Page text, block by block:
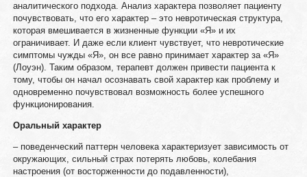
аналитического подхода. Анализ характера позволяет пациенту
почувствовать, что его характер – это невротическая структура,
которая вмешивается в жизненные функции «Я» и их
ограничивает. И даже если клиент чувствует, что невротические
симптомы чужды «Я», он все равно принимает характер за «Я»
(Лоуэн). Таким образом, терапевт должен привести пациента к
тому, чтобы он начал осознавать свой характер как проблему и
одновременно почувствовал возможность более успешного
функционирования.
Оральный характер
– поведенческий паттерн человека характеризует зависимость от
окружающих, сильный страх потерять любовь, колебания
настроения (от восторженности до подавленности),